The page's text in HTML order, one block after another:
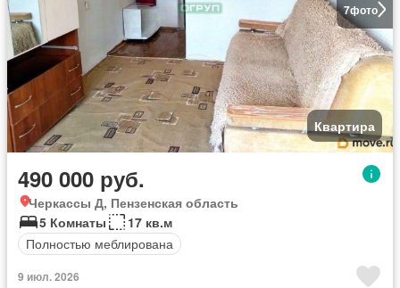
7фото
Квартира
490 000 руб.
Черкассы Д, Пензенская область
5 Комнаты
17 кв.м
Полностью меблирована
9 июл. 2026